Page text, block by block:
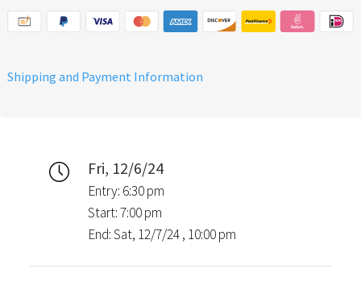
Shipping and Payment Information
Fri, 12/6/24
Entry: 6:30 pm
Start: 7:00 pm
End: Sat, 12/7/24 , 10:00 pm